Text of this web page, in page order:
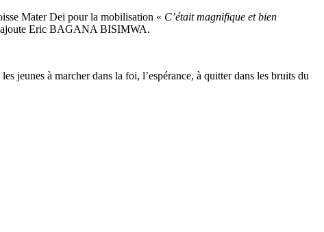
Mater Dei pour la mobilisation « C’était magnifique et bien
Eric BAGANA BISIMWA.
jeunes à marcher dans la foi, l’espérance, à quitter dans les bruits du